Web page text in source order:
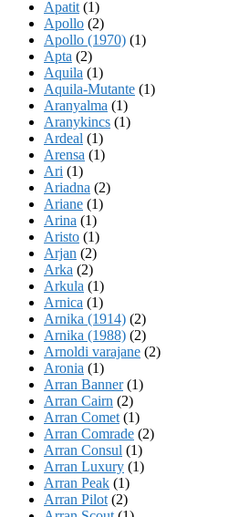
Apatit (1)
Apollo (2)
Apollo (1970) (1)
Apta (2)
Aquila (1)
Aquila-Mutante (1)
Aranyalma (1)
Aranykincs (1)
Ardeal (1)
Arensa (1)
Ari (1)
Ariadna (2)
Ariane (1)
Arina (1)
Aristo (1)
Arjan (2)
Arka (2)
Arkula (1)
Arnica (1)
Arnika (1914) (2)
Arnika (1988) (2)
Arnoldi varajane (2)
Aronia (1)
Arran Banner(1)
Arran Cairn (2)
Arran Comet (1)
Arran Comrade (2)
Arran Consul (1)
Arran Luxury (1)
Arran Peak (1)
Arran Pilot (2)